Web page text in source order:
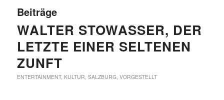
Beiträge
WALTER STOWASSER, DER
LETZTE EINER SELTENEN
ZUNFT
ENTERTAINMENT, KULTUR, SALZBURG, VORGESTELLT